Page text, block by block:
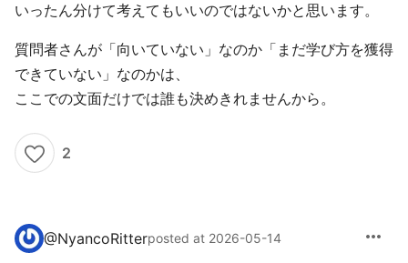
いったん分けて考えてもいいのではないかと思います。
質問者さんが「向いていない」なのか「まだ学び方を獲得
できていない」なのかは、
ここでの文面だけでは誰も決めきれませんから。
2
@NyancoRitterposted at 2026-05-14 more_horiz